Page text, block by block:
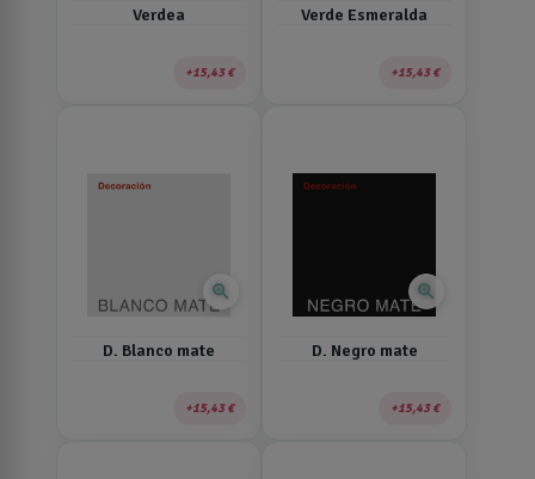
Verdea
15,43 €
Verde Esmeralda
15,43 €
zoom_in
D. Blanco mate
15,43 €
zoom_in
D. Negro mate
15,43 €